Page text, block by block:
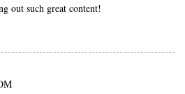
out such great content!